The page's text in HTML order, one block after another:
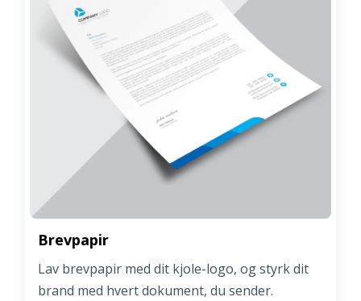
Brevpapir
Lav brevpapir med dit kjole-logo, og styrk dit
brand med hvert dokument, du sender.